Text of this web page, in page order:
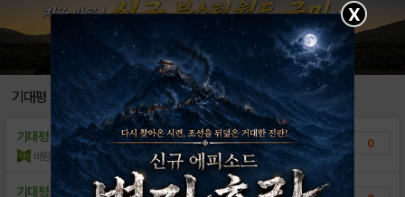
[스크린샷] - 가즈게이트
[동영상] 가즈게이트 게임 소개 동영상
'슈퍼 콤보'를 알아보자!
"스킬 강화"를 알아보자!
"속성 강화"를 알아보자 0
02월 23일 1.004.6 패치노트
기대평
기대평 기대되네요
바람의꽂 조회수:51 | 15.03.17
0
기대평 기대되네요
X